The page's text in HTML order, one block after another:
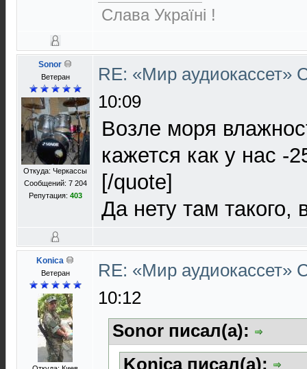
Слава Україні !
Sonor
Ветеран
Откуда: Черкассы
Сообщений: 7 204
Репутация: 403
RE: «Мир аудиокассет»
10:09
Возле моря
кажется как у нас -
[/quote]
Да нету там такого,
Konica
Ветеран
RE: «Мир аудиокассет»
10:12
Sonor писал(а):
Konica писал(а):